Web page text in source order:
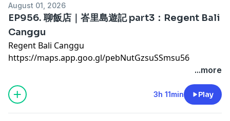
26:31 Amex 白金卡 Match LHW 會籍
26:48 JX 10/1 頭等艙里程票調漲
33:38 JX 台北—布拉格首航
37:09 布拉格首航飛越許可爭議
48:52 摩洛哥暫停受理台灣簽證
56:16 JL 里程票折扣 7/28–8/7
1:01:41 JL A350-1000 修復完成、10 月復飛
August 01, 2026
EP956. 聊飯店｜峇里島遊記 part3：Regent Bali
Canggu
Regent Bali Canggu
https://maps.app.goo.gl/pebNutGzsuSSmsu56
其他連結傳送門：
https://linktr.ee/jazztalk
...more
3h 11min Play